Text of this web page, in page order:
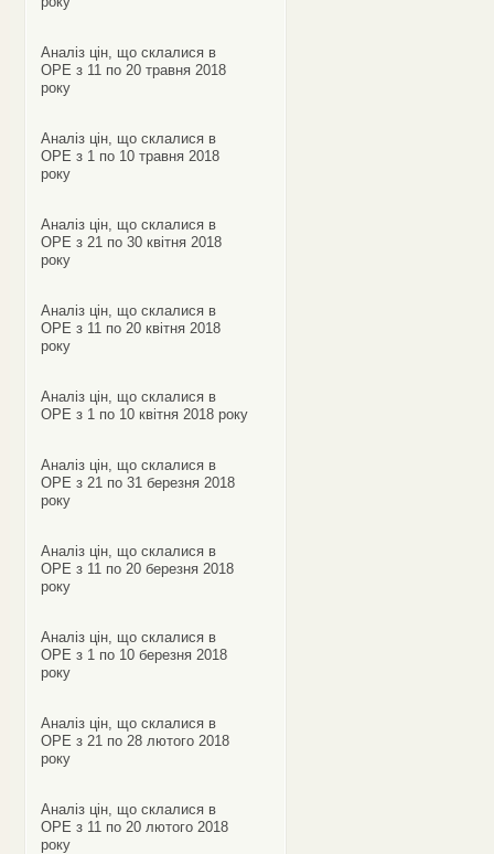
Аналіз цін, що склалися в
ОРЕ з 11 по 20 травня 2018
року
Аналіз цін, що склалися в
ОРЕ з 1 по 10 травня 2018
року
Аналіз цін, що склалися в
ОРЕ з 21 по 30 квітня 2018
року
Аналіз цін, що склалися в
ОРЕ з 11 по 20 квітня 2018
року
Аналіз цін, що склалися в
ОРЕ з 1 по 10 квітня 2018 року
Аналіз цін, що склалися в
ОРЕ з 21 по 31 березня 2018
року
Аналіз цін, що склалися в
ОРЕ з 11 по 20 березня 2018
року
Аналіз цін, що склалися в
ОРЕ з 1 по 10 березня 2018
року
Аналіз цін, що склалися в
ОРЕ з 21 по 28 лютого 2018
року
Аналіз цін, що склалися в
ОРЕ з 11 по 20 лютого 2018
року